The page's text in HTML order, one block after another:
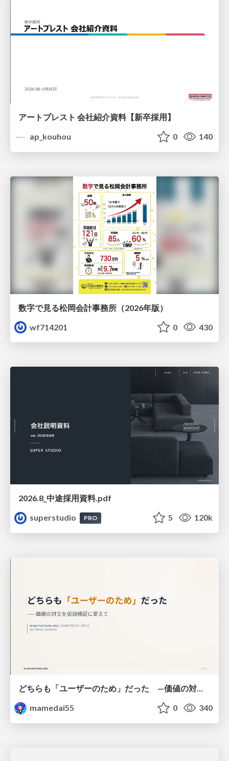
アートプレスト 会社紹介資料【新卒採用】
ap_kouhou
0 140
数字で見る松岡会計事務所（2026年版）
wf714201
0 430
2026.8_中途採用資料.pdf
superstudio
PRO 5 120k
どちらも「ユーザーのため」だった —価値の対立を仮説検証に変えて #Scrumfest Osaka 2026
mamedai55
0 340